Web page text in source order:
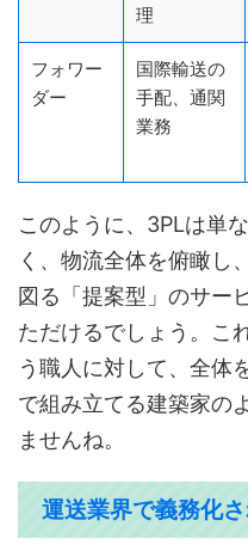
理
フォワー
ダー
国際輸送の
手配、通関
業務
このように、3PLは単
く、物流全体を俯瞰し
図る「提案型」のサー
ただけるでしょう。こ
う職人に対して、全体
で組み立てる建築家の
ませんね。
運送業界で義務化